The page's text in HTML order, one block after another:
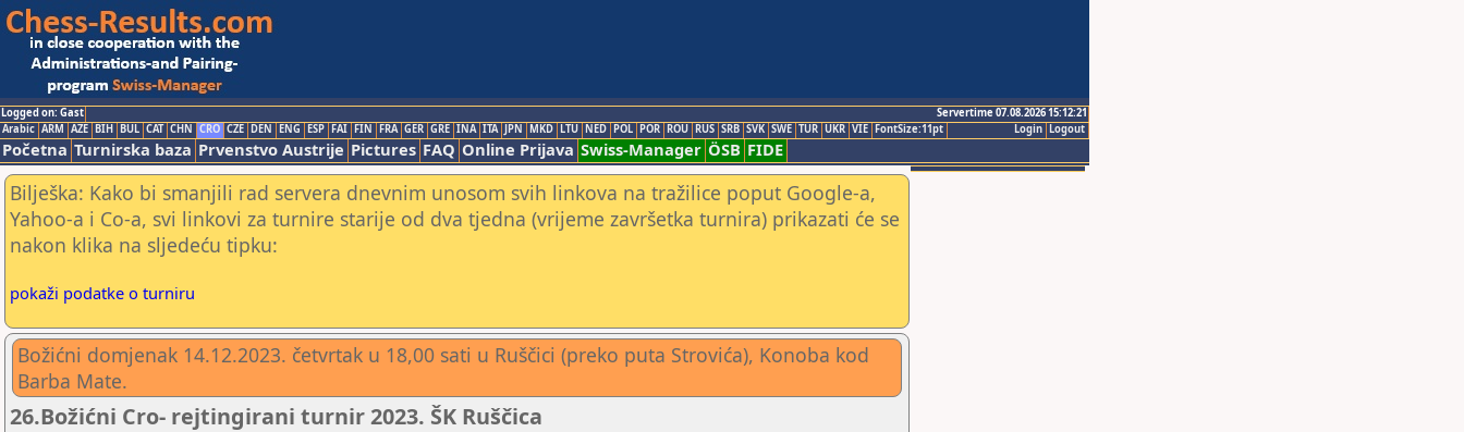
Logged on: Gast
Servertime 07.08.2026 15:12:21
Logout
Login
Arabic ARM AZE BIH BUL CAT CHN CRO CZE DEN ENG ESP FAI FIN FRA GER GRE INA ITA JPN MKD LTU NED POL POR ROU RUS SRB SVK SWE TUR UKR VIE FontSize:11pt
Početna Turnirska baza Prvenstvo Austrije Pictures FAQ Online Prijava Swiss-Manager ÖSB FIDE
Bilješka: Kako bi smanjili rad servera dnevnim unosom svih linkova na tražilice poput Google-a,
Yahoo-a i Co-a, svi linkovi za turnire starije od dva tjedna (vrijeme završetka turnira) prikazati će se
nakon klika na sljedeću tipku:
pokaži podatke o turniru
Božićni domjenak 14.12.2023. četvrtak u 18,00 sati u Ruščici (preko puta Strovića), Konoba kod
Barba Mate.
26.Božićni Cro- rejtingirani turnir 2023. ŠK Ruščica